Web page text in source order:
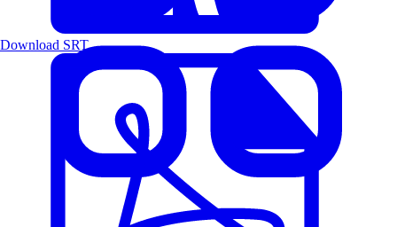
Download SRT